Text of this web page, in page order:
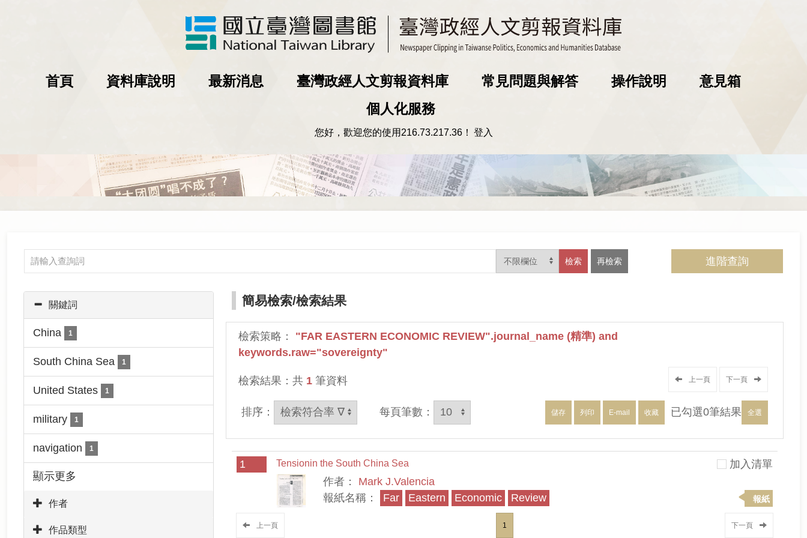
首頁 資料庫說明 最新消息 臺灣政經人文剪報資料庫 常見問題與解答 操作說明
意見箱
個人化服務
您好，歡迎您的使用 216.73.217.36！ 登入
檢索 再檢索 進階查詢
簡易檢索/檢索結果
檢索策略：
"FAR EASTERN ECONOMIC REVIEW".journal_name (精準) and
keywords.raw="sovereignty"
檢索結果：共 1筆資料 上一頁 下一頁
排序： 每頁筆數： 儲存 列印 E-mail 收藏 已勾選0筆結果 全選
1 Tensionin the South China Sea
作者： Mark J.Valencia
報紙名稱：
Far Eastern Economic Review
加入清單
報紙
上一頁 1 下一頁
關鍵詞
China 1
South China Sea 1
United States 1
military 1
navigation 1
顯示更多
作者
作品類型